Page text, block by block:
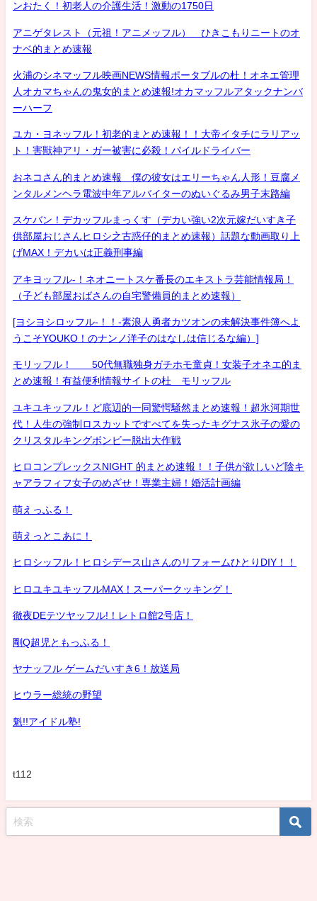
ンおたく！初老人の介護生活！激動の1750日
アニゲタレスト（元祖！アニメッフル） ひきこもりニートのオ
ナベ的まとめ速報
火浦のシネマッフル映画NEWS情報ポータブルの杜！オネエ管理
人オカマちゃんの鬼女的まとめ速報!オカマッフルアタックナンバ
ーハーフ
ユカ・ヨネッフル！初老的まとめ速報！！大帝イタチにラリアッ
ト！害獣神アリ・ガー被害に必殺！パイルドライバー
おネコさん的まとめ速報 僕の彼女はエリーちゃん人形！豆腐メ
ンタルメンヘラ電波中年アルバイターのぬいぐるみ男子末路編
スケバン！デカッフルまっくす（デカい強い2次元嫁だいすき子
供部屋おじさんヒロシ之古惑仔的まとめ速報）話題な動画取り上
げMAX！デカいは正義刑事編
アキヨッフル-！ネオニートスケ番長のエキストラ芸能情報局！
（子ども部屋おばさんの自宅警備員的まとめ速報）
[ヨシヨシロッフル-！！-素浪人勇者カツオンの未解決事件簿へよ
うこそYOUKO！のナンノ洋子のはなしは信じるな編）]
モリッフル！ 50代無職独身ガチホモ童貞！女装子オネエ的ま
とめ速報！有益便利情報サイトの杜 モリッフル
ユキユキッフル！ど底辺的一同驚愕騒然まとめ速報！超氷河期世
代！人生の強制ロスカットですべてを失ったキグナス氷子の愛の
クリスタルキングボンビー脱出大作戦
ヒロコンプレックスNIGHT 的まとめ速報！！子供が欲しいど陰キ
ャアラフィフ女子のめざせ！専業主婦！婚活計画編
萌えっふる！
萌えっとこあに！
ヒロシッフル！ヒロシデース山さんのリフォームひとりDIY！！
ヒロユキユキッフルMAX！スーパークッキング！
徹夜DEテツヤッフル!！レトロ館2号店！
剛Q超児ともっふる！
ヤナッフル ゲームだいすき6！放送局
ヒウラー総統の野望
魁!!アイドル塾!
t112